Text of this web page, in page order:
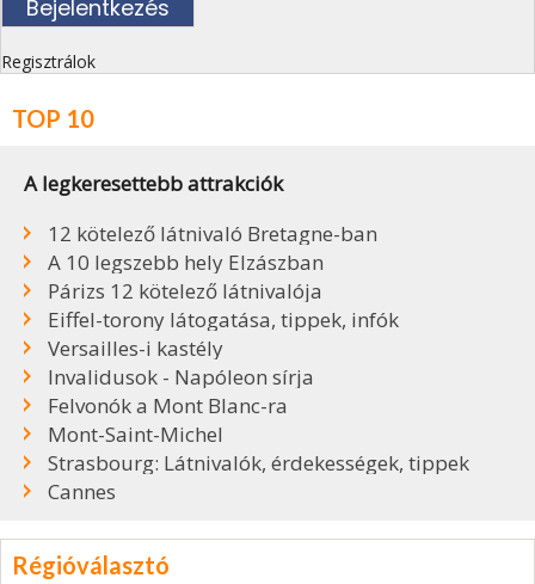
Regisztrálok
TOP 10
A legkeresettebb attrakciók
12 kötelező látnivaló Bretagne-ban
A 10 legszebb hely Elzászban
Párizs 12 kötelező látnivalója
Eiffel-torony látogatása, tippek, infók
Versailles-i kastély
Invalidusok - Napóleon sírja
Felvonók a Mont Blanc-ra
Mont-Saint-Michel
Strasbourg: Látnivalók, érdekességek, tippek
Cannes
Régióválasztó